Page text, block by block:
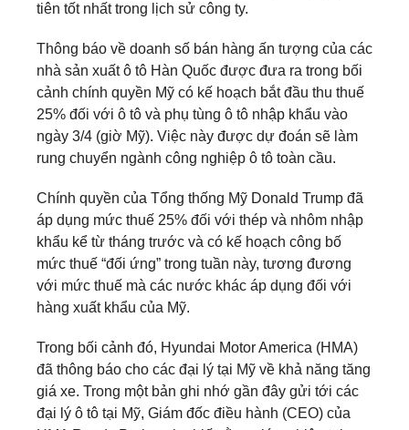
tiên tốt nhất trong lịch sử công ty.
Thông báo về doanh số bán hàng ấn tượng của các
nhà sản xuất ô tô Hàn Quốc được đưa ra trong bối
cảnh chính quyền Mỹ có kế hoạch bắt đầu thu thuế
25% đối với ô tô và phụ tùng ô tô nhập khẩu vào
ngày 3/4 (giờ Mỹ). Việc này được dự đoán sẽ làm
rung chuyển ngành công nghiệp ô tô toàn cầu.
Chính quyền của Tổng thống Mỹ Donald Trump đã
áp dụng mức thuế 25% đối với thép và nhôm nhập
khẩu kể từ tháng trước và có kế hoạch công bố
mức thuế “đối ứng” trong tuần này, tương đương
với mức thuế mà các nước khác áp dụng đối với
hàng xuất khẩu của Mỹ.
Trong bối cảnh đó, Hyundai Motor America (HMA)
đã thông báo cho các đại lý tại Mỹ về khả năng tăng
giá xe. Trong một bản ghi nhớ gần đây gửi tới các
đại lý ô tô tại Mỹ, Giám đốc điều hành (CEO) của